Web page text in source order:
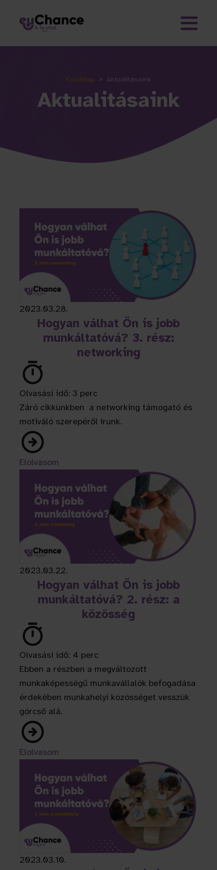
Kezdőlap » Aktualitásaink
Aktualitásaink
2023.03.28.
Hogyan válhat Ön is jobb
munkáltatóvá? 3. rész:
networking
Olvasási idő: 3 perc
Záró cikkünkben a networking támogató és
motiváló szerepéről írunk.
Elolvasom
2023.03.22.
Hogyan válhat Ön is jobb
munkáltatóvá? 2. rész: a
közösség
Olvasási idő: 4 perc
Ebben a részben a megváltozott
munkaképességű munkavállalók befogadása
érdekében munkahelyi közösséget vesszük
górcső alá.
Elolvasom
2023.03.10.